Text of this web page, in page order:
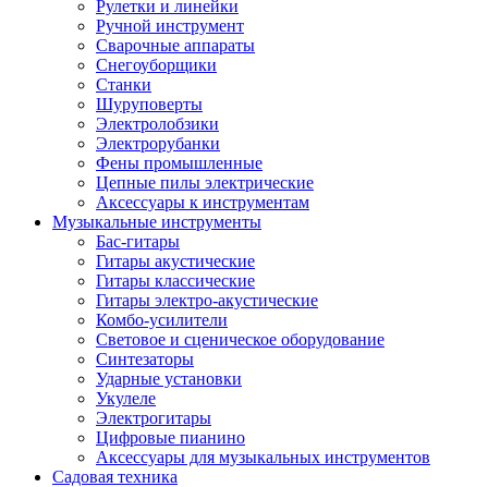
Рулетки и линейки
Ручной инструмент
Сварочные аппараты
Снегоуборщики
Станки
Шуруповерты
Электролобзики
Электрорубанки
Фены промышленные
Цепные пилы электрические
Аксессуары к инструментам
Музыкальные инструменты
Бас-гитары
Гитары акустические
Гитары классические
Гитары электро-акустические
Комбо-усилители
Световое и сценическое оборудование
Синтезаторы
Ударные установки
Укулеле
Электрогитары
Цифровые пианино
Аксессуары для музыкальных инструментов
Садовая техника